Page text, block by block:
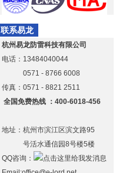
联系易龙
杭州易龙防雷科技有限公司
电话：13484040044
0571 - 8766 6008
传真：0571 - 8821 2511
全国免费热线 ：400-6018-456
地址：杭州市滨江区滨文路95
号活水通信园8号楼5楼
QQ咨询：